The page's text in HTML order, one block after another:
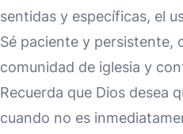
sentidas y específicas, el
Sé paciente y persistente,
comunidad de iglesia y
Recuerda que Dios desea
cuando no es